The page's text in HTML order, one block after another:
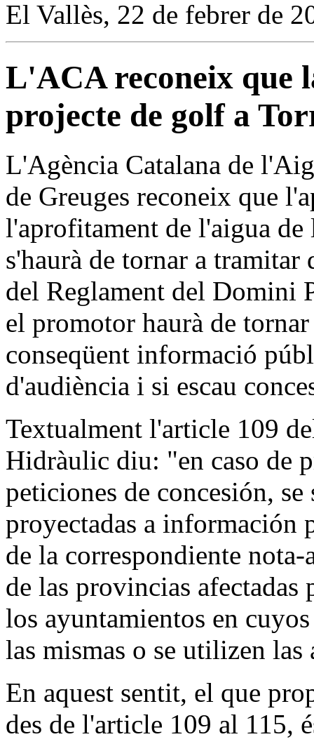
El Vallès, 22 de febrer de
L'ACA reconeix que
projecte de golf a
L'Agència Catalana de
de Greuges reconeix que
l'aprofitament de l'aigua de
s'haurà de tornar a tramitar
del Reglament del
el promotor haurà de
conseqüent informació
d'audiència i si escau
Textualment l'article 109
Hidràulic diu: "en caso de
peticiones de concesión, se
proyectadas a información
de la correspondiente
de las provincias
los ayuntamientos en
las mismas o se utilizen las
En aquest sentit, el que
des de l'article 109 al 115,